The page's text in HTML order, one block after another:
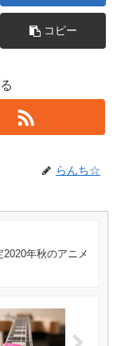
コピー
らんち☆
年秋のアニメ